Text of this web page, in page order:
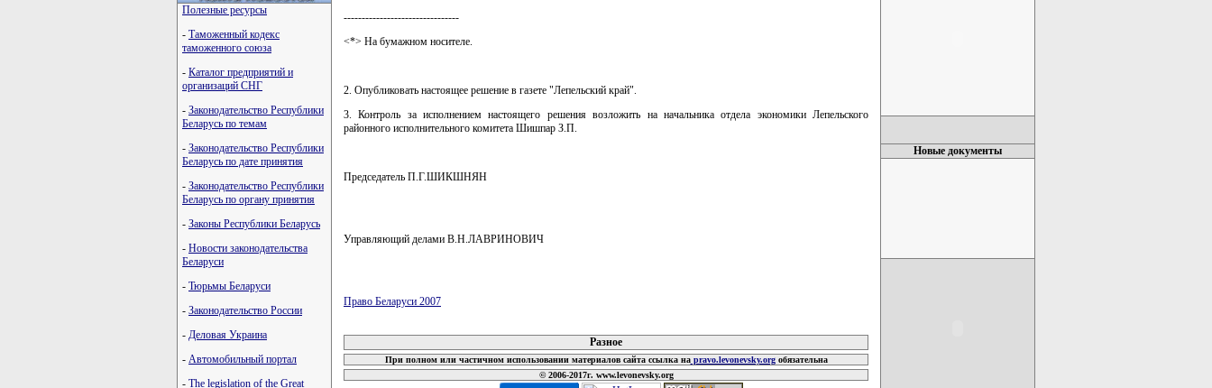
Полезные ресурсы
- Таможенный кодекс
таможенного союза
- Каталог предприятий и
организаций СНГ
- Законодательство Республики
Беларусь по темам
- Законодательство Республики
Беларусь по дате принятия
- Законодательство Республики
Беларусь по органу принятия
- Законы Республики Беларусь
- Новости законодательства
Беларуси
- Тюрьмы Беларуси
- Законодательство России
- Деловая Украина
- Автомобильный портал
- The legislation of the Great
--------------------------------
<*> На бумажном носителе.
2. Опубликовать настоящее решение в газете "Лепельский край".
3. Контроль за исполнением настоящего решения возложить на начальника отдела экономики Лепельского
районного исполнительного комитета Шишпар З.П.
Председатель П.Г.ШИКШНЯН
Управляющий делами В.Н.ЛАВРИНОВИЧ
Право Беларуси 2007
Разное
При полном или частичном использовании материалов сайта ссылка наpravo.levonevsky.orgобязательна
© 2006-2017г. www.levonevsky.org
Новые документы